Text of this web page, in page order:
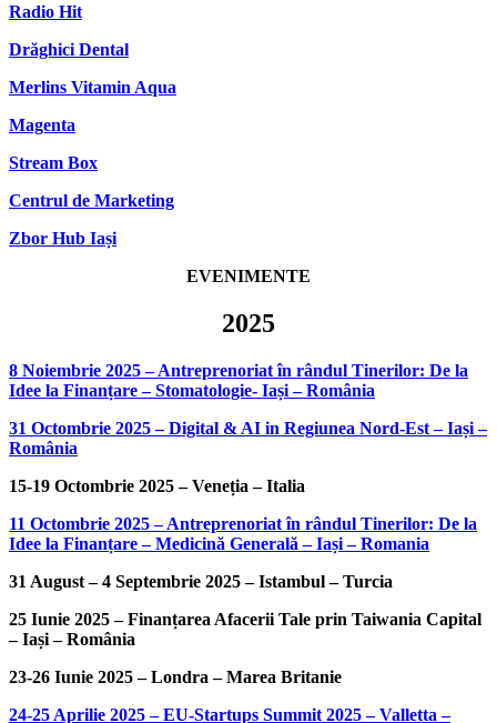
Radio Hit
Drăghici Dental
Merlins Vitamin Aqua
Magenta
Stream Box
Centrul de Marketing
Zbor Hub Iași
EVENIMENTE
2025
8 Noiembrie 2025 – Antreprenoriat în rândul Tinerilor: De la
Idee la Finanțare – Stomatologie- Iași – România
31 Octombrie 2025 – Digital & AI in Regiunea Nord-Est – Iași –
România
15-19 Octombrie 2025 – Veneția – Italia
11 Octombrie 2025 – Antreprenoriat în rândul Tinerilor: De la
Idee la Finanțare – Medicină Generală – Iași – Romania
31 August – 4 Septembrie 2025 – Istambul – Turcia
25 Iunie 2025 – Finanțarea Afacerii Tale prin Taiwania Capital
– Iași – România
23-26 Iunie 2025 – Londra – Marea Britanie
24-25 Aprilie 2025 – EU-Startups Summit 2025 – Valletta –